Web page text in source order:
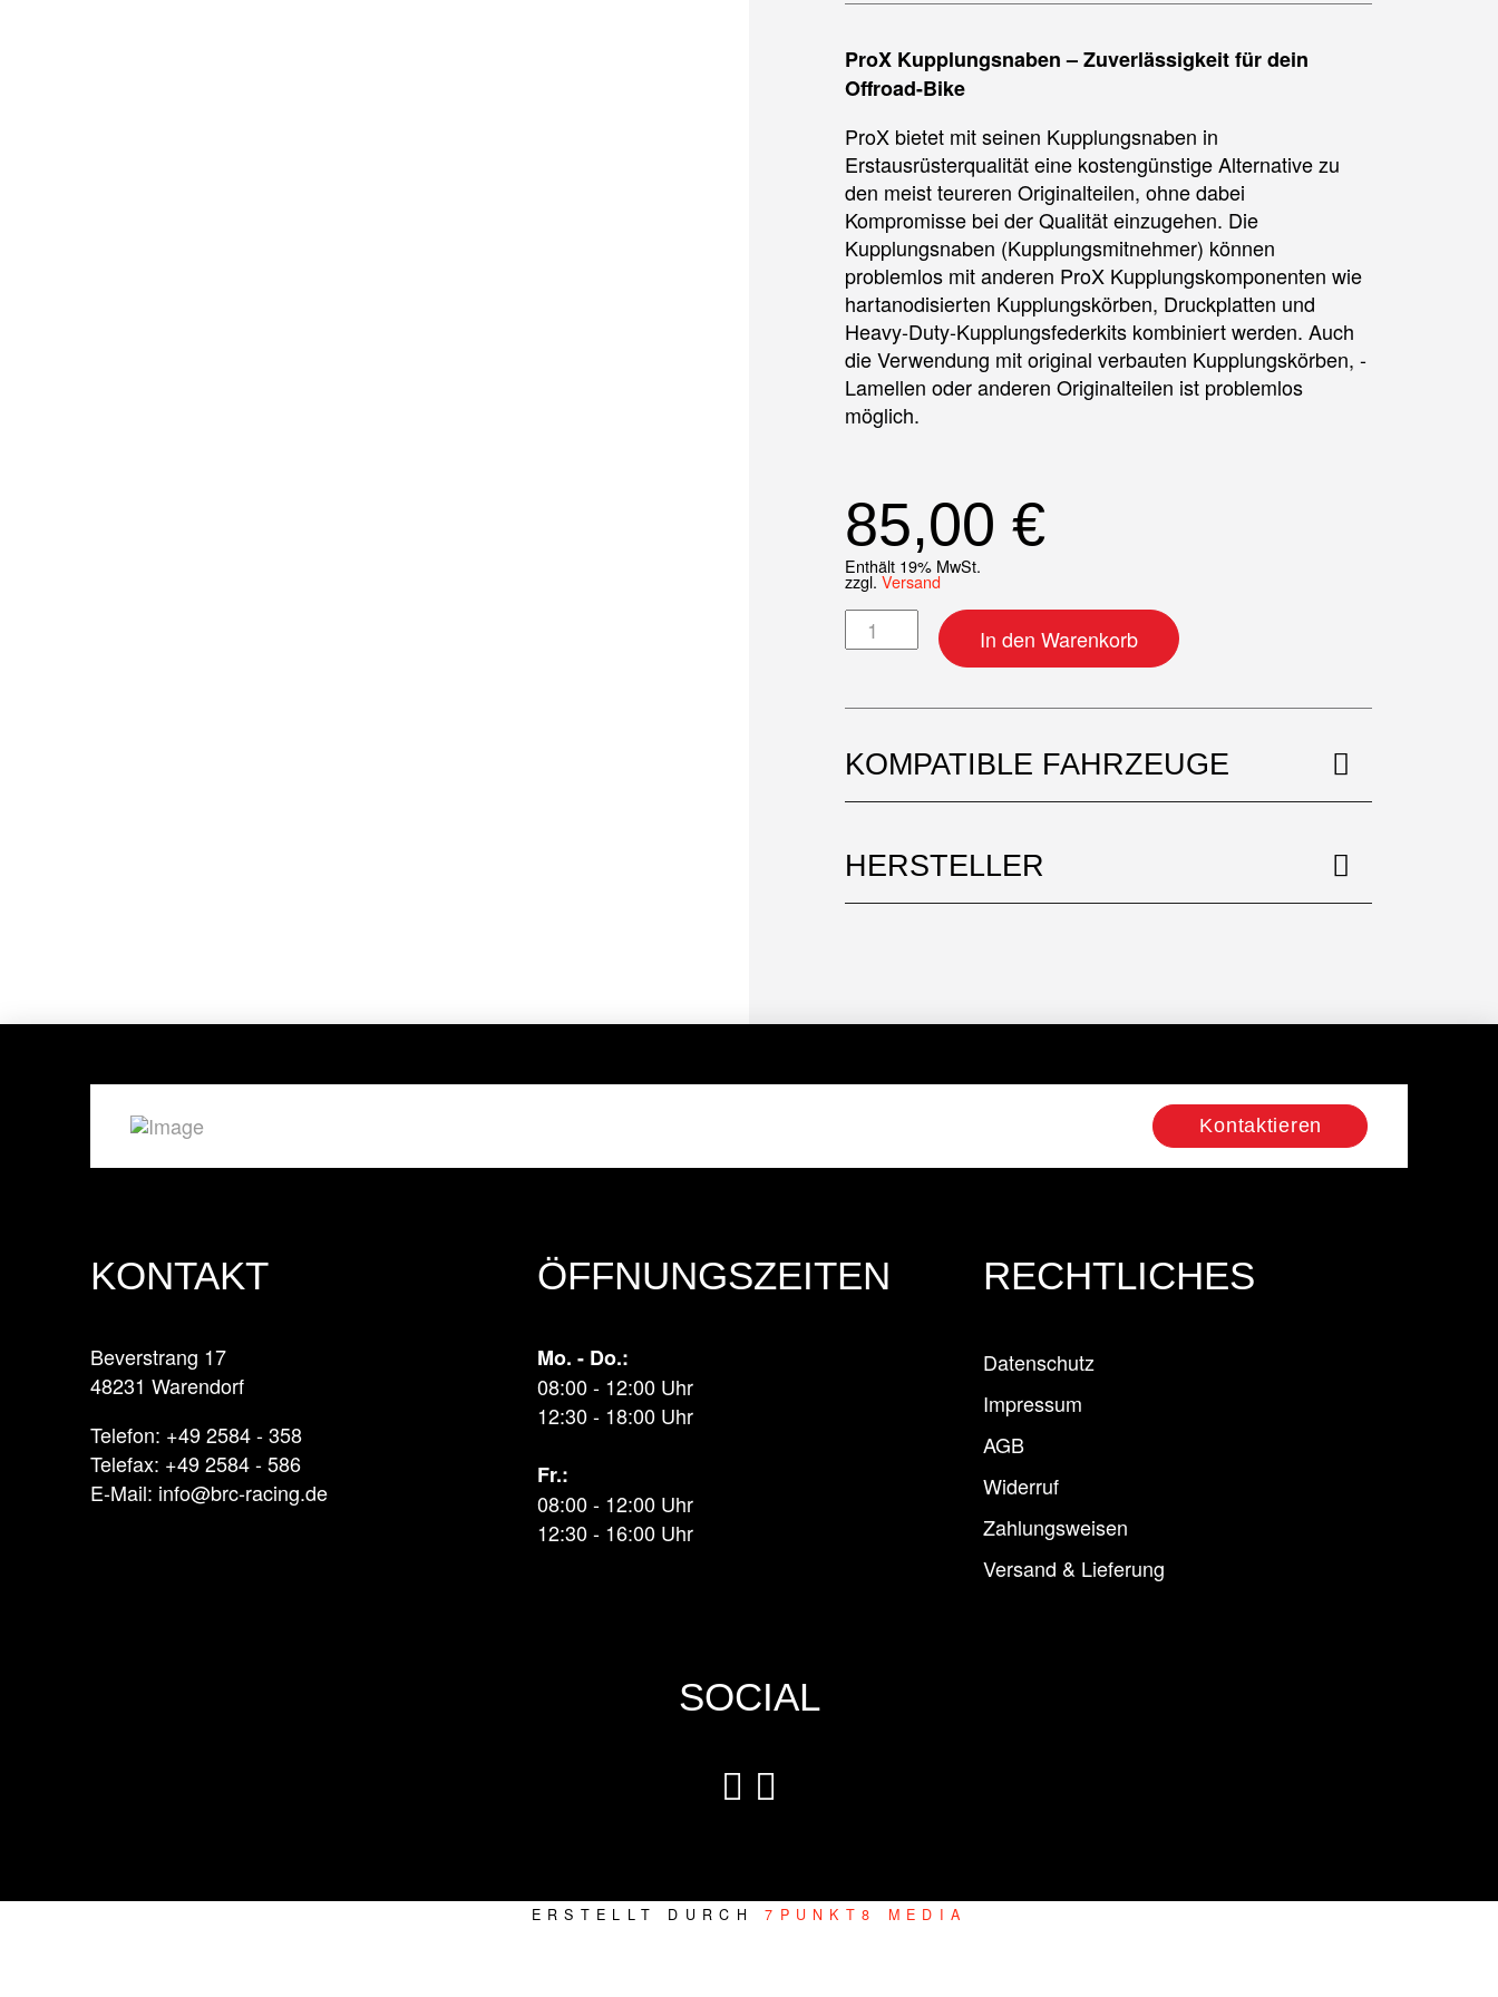
ProX Kupplungsnaben – Zuverlässigkeit für dein
Offroad-Bike
ProX bietet mit seinen Kupplungsnaben in
Erstausrüsterqualität eine kostengünstige Alternative zu
den meist teureren Originalteilen, ohne dabei
Kompromisse bei der Qualität einzugehen. Die
Kupplungsnaben (Kupplungsmitnehmer) können
problemlos mit anderen ProX Kupplungskomponenten wie
hartanodisierten Kupplungskörben, Druckplatten und
Heavy-Duty-Kupplungsfederkits kombiniert werden. Auch
die Verwendung mit original verbauten Kupplungskörben, -
Lamellen oder anderen Originalteilen ist problemlos
möglich.
85,00€
Enthält 19% MwSt.
zzgl.Versand
Kupplungsnabe MengeIn den Warenkorb
KOMPATIBLE FAHRZEUGE
HERSTELLER
Kontaktieren
KONTAKT
Beverstrang 17
48231 Warendorf
Telefon: +49 2584 - 358
Telefax: +49 2584 - 586
E-Mail: info@brc-racing.de
SOCIAL
ÖFFNUNGSZEITEN
Mo. - Do.:
08:00 - 12:00 Uhr
12:30 - 18:00 Uhr
Fr.:
08:00 - 12:00 Uhr
12:30 - 16:00 Uhr
RECHTLICHES
Datenschutz
Impressum
AGB
Widerruf
Zahlungsweisen
Versand & Lieferung
ERSTELLT DURCH7PUNKT8 MEDIA